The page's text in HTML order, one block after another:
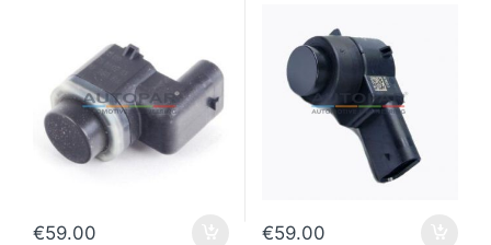
€59.00 €59.00